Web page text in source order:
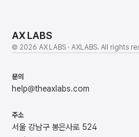
AX LABS
© 2026 AX LABS · AXLABS. All rights
문의
help@theaxlabs.com
주소
서울 강남구 봉은사로 524